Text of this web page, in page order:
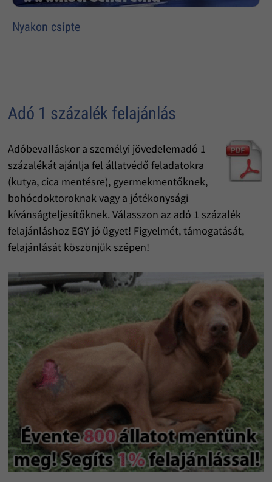
Nyakon csípte
Adó 1 százalék felajánlás
Adóbevalláskor a személyi jövedelemadó 1
százalékát ajánlja fel állatvédő feladatokra
(kutya, cica mentésre), gyermekmentőknek,
bohócdoktoroknak vagy a jótékonysági
kívánságteljesítőknek. Válasszon az adó 1 százalék
felajánláshoz EGY jó ügyet! Figyelmét, támogatását,
felajánlását köszönjük szépen!